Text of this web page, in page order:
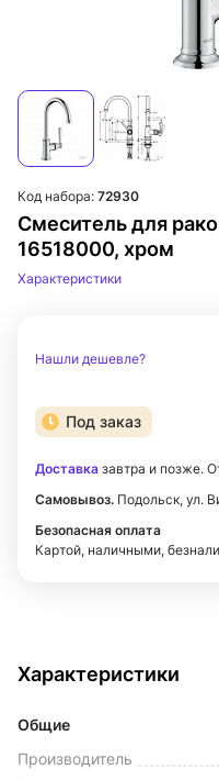
Смеситель для
16518000, хром
Код набора: 72930
Характеристики
Нашли дешевле?
Под заказ
Доставка завтра и позже.
Самовывоз. Подольск, ул.
Безопасная оплата
Картой, наличными,
Характеристики
Общие
Производитель